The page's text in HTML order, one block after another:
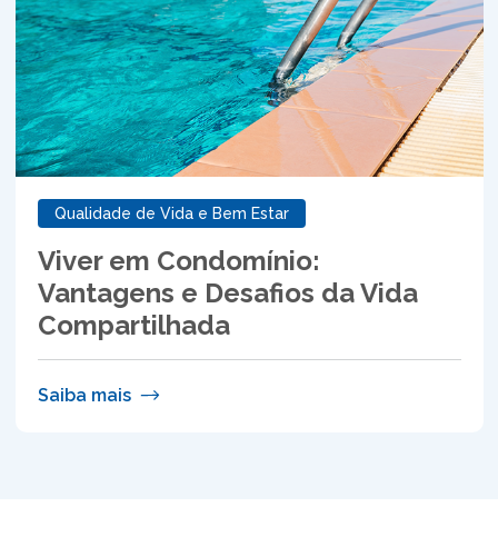
Qualidade de Vida e Bem Estar
Viver em Condomínio:
Vantagens e Desafios da Vida
Compartilhada
Saiba mais